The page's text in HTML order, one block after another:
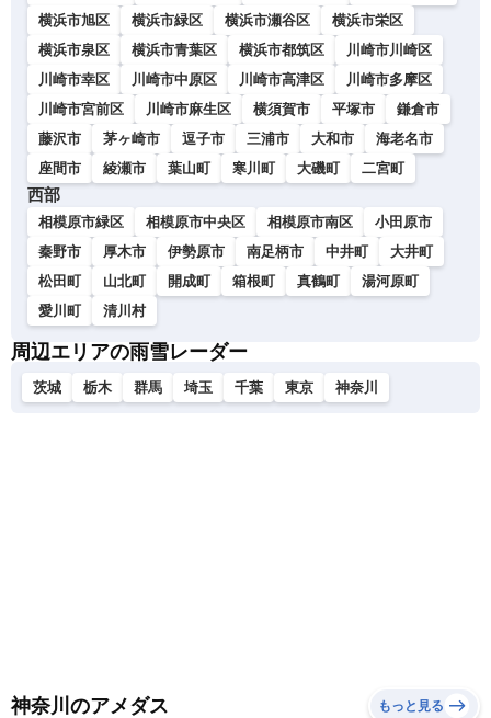
横浜市旭区
横浜市緑区 横浜市瀬谷区
横浜市栄区
横浜市泉区
横浜市青葉区 横浜市都筑区
川崎市川崎区
川崎市幸区
川崎市中原区 川崎市高津区
川崎市多摩区
川崎市宮前区
川崎市麻生区 横須賀市 平塚市
鎌倉市
藤沢市
茅ヶ崎市 逗子市 三浦市 大和市
海老名市
座間市
綾瀬市 葉山町 寒川町 大磯町 二宮町
西部
相模原市緑区 相模原市中央区 相模原市南区
小田原市
秦野市
厚木市 伊勢原市 南足柄市 中井町
大井町
松田町
山北町 開成町 箱根町 真鶴町
湯河原町
愛川町
清川村
周辺エリアの雨雪レーダー
茨城 栃木 群馬 埼玉 千葉 東京 神奈川
神奈川のアメダス もっと見る